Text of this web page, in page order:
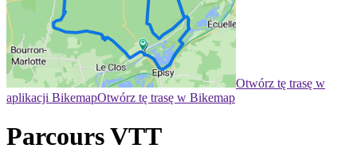
Otwórz tę trasę w
aplikacji BikemapOtwórz tę trasę w Bikemap
Parcours VTT